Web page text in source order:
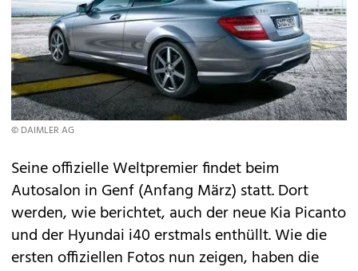
© DAIMLER AG
Seine offizielle Weltpremier findet beim
Autosalon in Genf(Anfang März) statt. Dort
werden, wie berichtet, auch der neueKia Picanto
und derHyundai i40erstmals enthüllt. Wie die
ersten offiziellen Fotos nun zeigen, haben die